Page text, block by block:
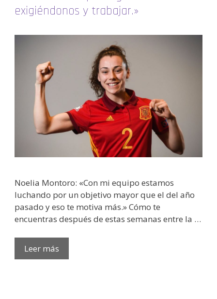
exigiéndonos y trabajar.»
Noelia Montoro: «Con mi equipo estamos
luchando por un objetivo mayor que el del año
pasado y eso te motiva más.» Cómo te
encuentras después de estas semanas entre la …
Leer más